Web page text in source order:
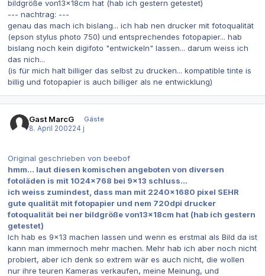
bildgröße von13x18cm hat (hab ich gestern getestet)
--- nachtrag: ---
genau das mach ich bislang... ich hab nen drucker mit fotoqualität
(epson stylus photo 750) und entsprechendes fotopapier... hab
bislang noch kein digifoto "entwickeln" lassen... darum weiss ich
das nich...
(is für mich halt billiger das selbst zu drucken... kompatible tinte is
billig und fotopapier is auch billiger als ne entwicklung)
Gast MarcG
Gäste
8. April 200224 j
Original geschrieben von beebof
hmm... laut diesen komischen angeboten von diversen
fotoläden is mit 1024x768 bei 9x13 schluss...
ich weiss zumindest, dass man mit 2240x1680 pixel SEHR
gute qualität mit fotopapier und nem 720dpi drucker
fotoqualität bei ner bildgröße von13x18cm hat (hab ich gestern
getestet)
Ich hab es 9x13 machen lassen und wenn es erstmal als Bild da ist
kann man immernoch mehr machen. Mehr hab ich aber noch nicht
probiert, aber ich denk so extrem wär es auch nicht, die wollen
nur ihre teuren Kameras verkaufen, meine Meinung, und